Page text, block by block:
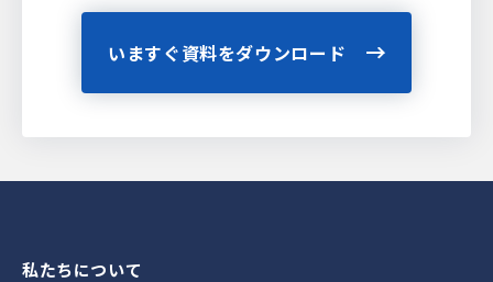
いますぐ資料をダウンロード
私たちについて